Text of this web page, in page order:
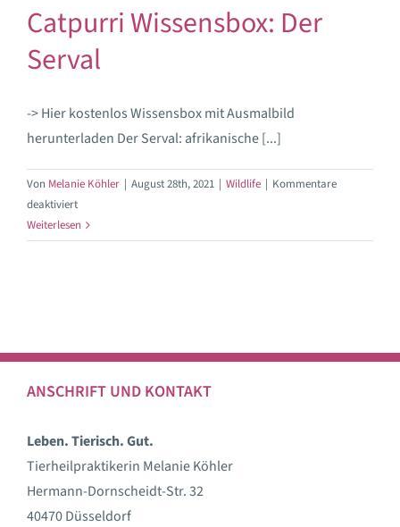
Catpurri Wissensbox: Der
Serval
-> Hier kostenlos Wissensbox mit Ausmalbild
herunterladen Der Serval: afrikanische [...]
Von Melanie Köhler | August 28th, 2021 | Wildlife | Kommentare
deaktiviertfür
Catpurri
Wissensbox:
Weiterlesen
ANSCHRIFT UND KONTAKT
Leben. Tierisch. Gut.
Tierheilpraktikerin Melanie Köhler
Hermann-Dornscheidt-Str. 32
40470 Düsseldorf